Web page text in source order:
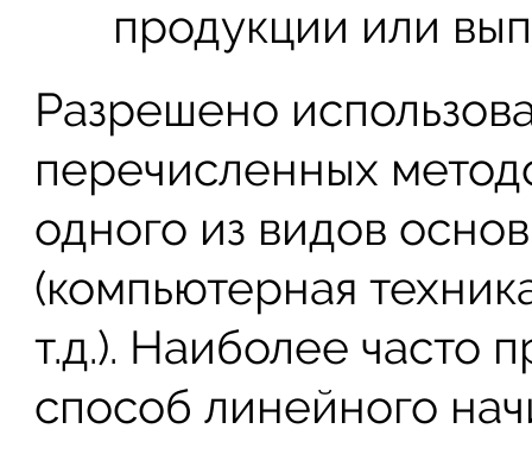
продукции или
Разрешено
перечисленных
одного из видов
(компьютерная
т.д.). Наиболее часто
способ линейного